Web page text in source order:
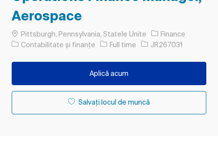
Aerospace
LocPittsburgh, Pennsylvania, Statele Unite
Finance
Categorie
Contabilitate și finanțe Tipul postului
Full time Job Id
JR267031
Aplică acum
Salvați locul de muncă